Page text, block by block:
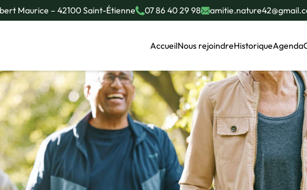
Maurice – 42100 Saint-Étienne 07 86 40 29 98
AccueilNous rejoindreHistoriqueAgenda